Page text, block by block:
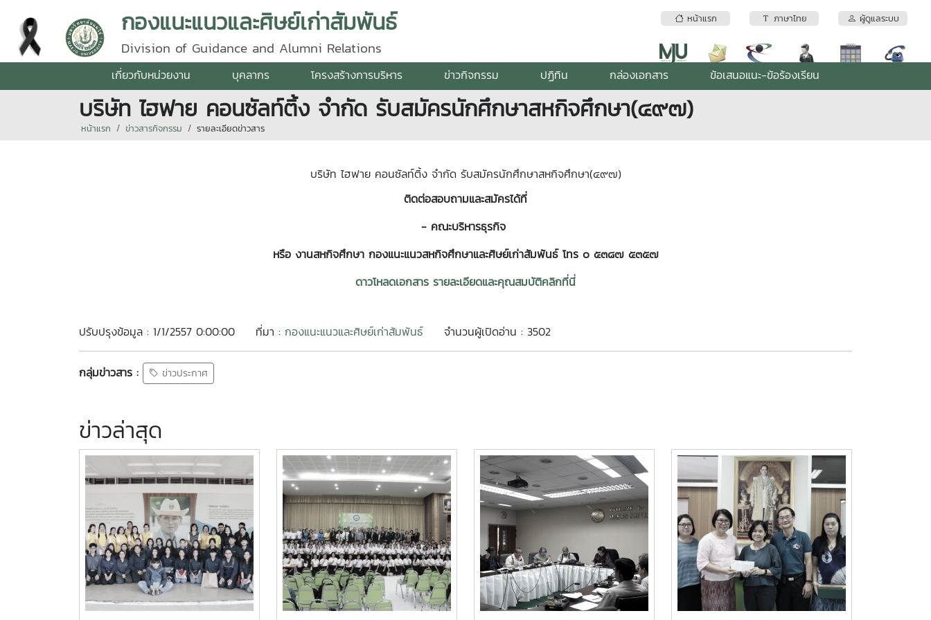
หน้าแรก ภาษาไทย ผู้ดูแลระบบ
กองแนะแนวและศิษย์เก่าสัมพันธ์
Division of Guidance and Alumni Relations
เกี่ยวกับหน่วยงาน บุคลากร โครงสร้างการบริหาร ข่าวกิจกรรม ปฏิทิน กล่องเอกสาร ข้อเสนอแนะ-ข้อร้องเรียน
บริษัท ไฮฟาย คอนซัลท์ติ้ง จำกัด รับสมัครนักศึกษาสหกิจศึกษา(๔๙๗)
หน้าแรก ข่าวสารกิจกรรม รายละเอียดข่าวสาร
บริษัท ไฮฟาย คอนซัลท์ติ้ง จำกัด รับสมัครนักศึกษาสหกิจศึกษา(๔๙๗)
ติดต่อสอบถามและสมัครได้ที่
- คณะบริหารธุรกิจ
หรือ งานสหกิจศึกษา กองแนะแนวสหกิจศึกษาและศิษย์เก่าสัมพันธ์ โทร ๐ ๕๓๘๗ ๕๓๕๗
ดาวโหลดเอกสาร รายละเอียดและคุณสมบัติคลิกที่นี่
ปรับปรุงข้อมูล : 1/1/2557 0:00:00 ที่มา : กองแนะแนวและศิษย์เก่าสัมพันธ์ จำนวนผู้เปิดอ่าน : 3502
กลุ่มข่าวสาร : ข่าวประกาศ
ข่าวล่าสุด